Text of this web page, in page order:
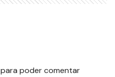
para poder comentar